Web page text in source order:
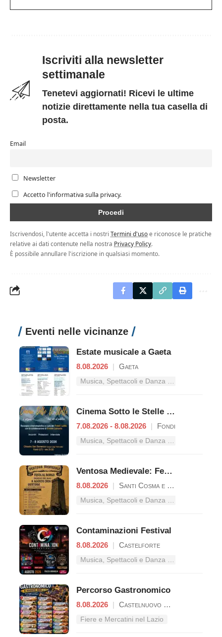
Iscriviti alla newsletter
settimanale
Tenetevi aggiornati! Ricevi le ultime
notizie direttamente nella tua casella di
posta.
Email
Newsletter
Accetto l'informativa sulla privacy.
Iscrivendosi, l'utente accetta i nostri Termini d'usoe riconosce le pratiche
relative ai dati contenute nella nostra Privacy Policy.
È possibile annullare l'iscrizione in qualsiasi momento.
Eventi nelle vicinanze
Estate musicale a Gaeta
8.08.2026 | Gaeta
Cinema Sotto le Stelle – Dal mito al pubblico
7.08.2026 - 8.08.2026 | Fondi
Ventosa Medievale: Festa al Borgo
8.08.2026 | Santi Cosma e Damiano
Contaminazioni Festival
8.08.2026 | Castelforte
Percorso Gastronomico
8.08.2026 | Castelnuovo Parano
Fiere e Mercatini nel Lazio